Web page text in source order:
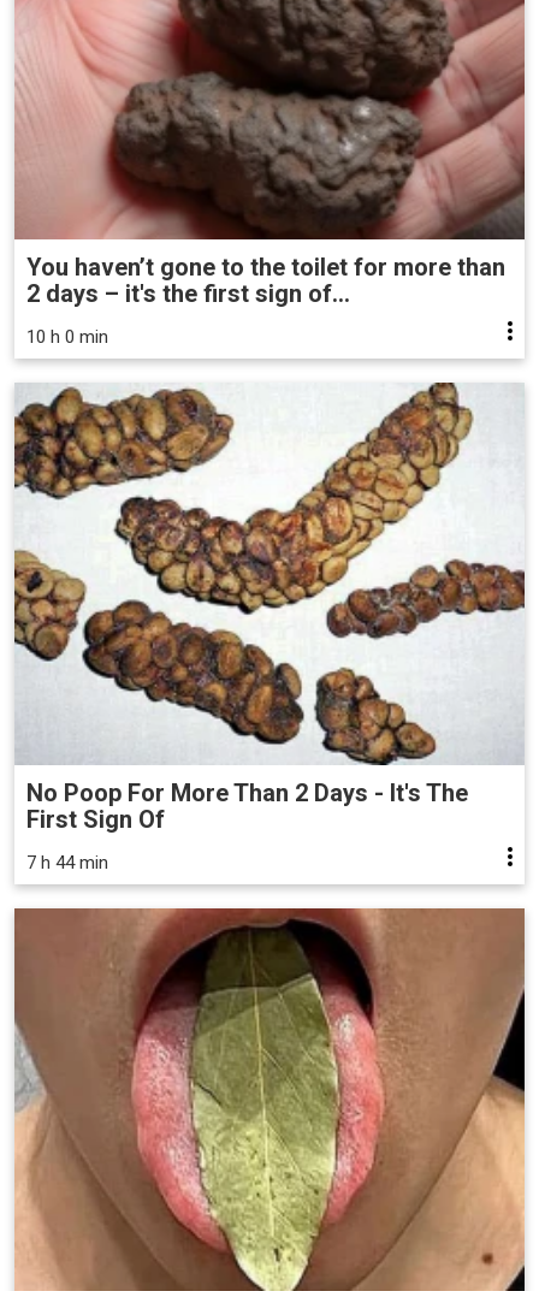
You haven’t gone to the toilet for more than
2 days – it's the first sign of...
10 h 0 min
No Poop For More Than 2 Days - It's The
First Sign Of
7 h 44 min